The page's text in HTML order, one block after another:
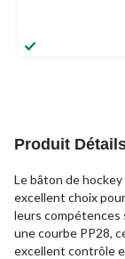
Produit
Le bâton de
excellent choix
leurs compétences
une courbe PP28,
excellent contrôle